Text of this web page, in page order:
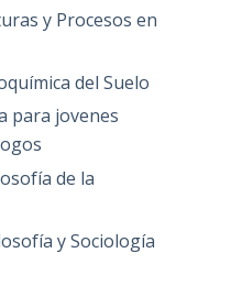
y Procesos en
del Suelo
para jovenes
de la
y Sociología